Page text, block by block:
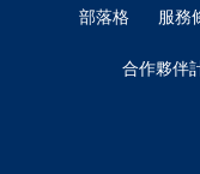
部落格 服務
合作夥伴